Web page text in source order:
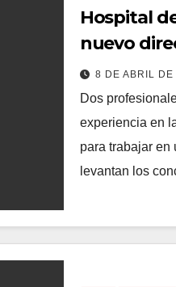
Hospital
nuevo
médico
8 DE ABRIL
Dos
experiencia en
para trabajar en
levantan los